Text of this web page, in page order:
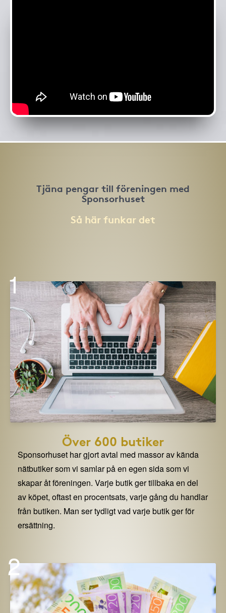
Tjäna pengar till föreningen med
Sponsorhuset
Så här funkar det
1
Över 600 butiker
Sponsorhuset har gjort avtal med massor av kända
nätbutiker som vi samlar på en egen sida som vi
skapar åt föreningen. Varje butik ger tillbaka en del
av köpet, oftast en procentsats, varje gång du handlar
från butiken. Man ser tydligt vad varje butik ger för
ersättning.
2